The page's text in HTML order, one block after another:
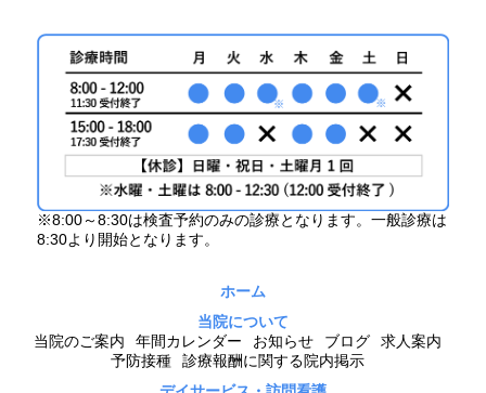
※8:00～8:30は検査予約のみの診療となります。一般診療は
8:30より開始となります。
ホーム
当院について
当院のご案内
年間カレンダー お知らせ ブログ
求人案内
予防接種
診療報酬に関する院内掲示